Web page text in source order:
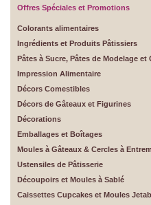
Offres Spéciales et Promotions
Colorants alimentaires
Ingrédients et Produits Pâtissiers
Pâtes à Sucre, Pâtes de Modelage et
Impression Alimentaire
Décors Comestibles
Décors de Gâteaux et Figurines
Décorations
Emballages et Boîtages
Moules à Gâteaux & Cercles à
Ustensiles de Pâtisserie
Découpoirs et Moules à Sablé
Caissettes Cupcakes et Moules